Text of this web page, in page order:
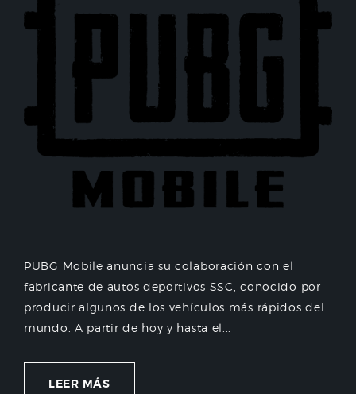
PUBG Mobile anuncia su colaboración con el
fabricante de autos deportivos SSC, conocido por
producir algunos de los vehículos más rápidos del
mundo. A partir de hoy y hasta el...
LEER MÁS